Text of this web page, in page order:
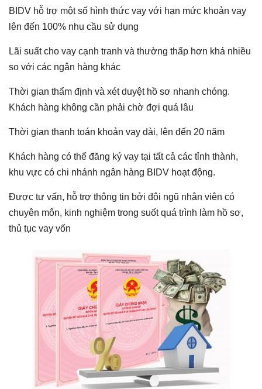
BIDV hỗ trợ một số hình thức vay với hạn mức khoản vay
lên đến 100% nhu cầu sử dụng
Lãi suất cho vay cạnh tranh và thường thấp hơn khá nhiều
so với các ngân hàng khác
Thời gian thẩm định và xét duyệt hồ sơ nhanh chóng.
Khách hàng không cần phải chờ đợi quá lâu
Thời gian thanh toán khoản vay dài, lên đến 20 năm
Khách hàng có thể đăng ký vay tại tất cả các tỉnh thành,
khu vực có chi nhánh ngân hàng BIDV hoạt động.
Được tư vấn, hỗ trợ thông tin bởi đội ngũ nhân viên có
chuyên môn, kinh nghiệm trong suốt quá trình làm hồ sơ,
thủ tục vay vốn